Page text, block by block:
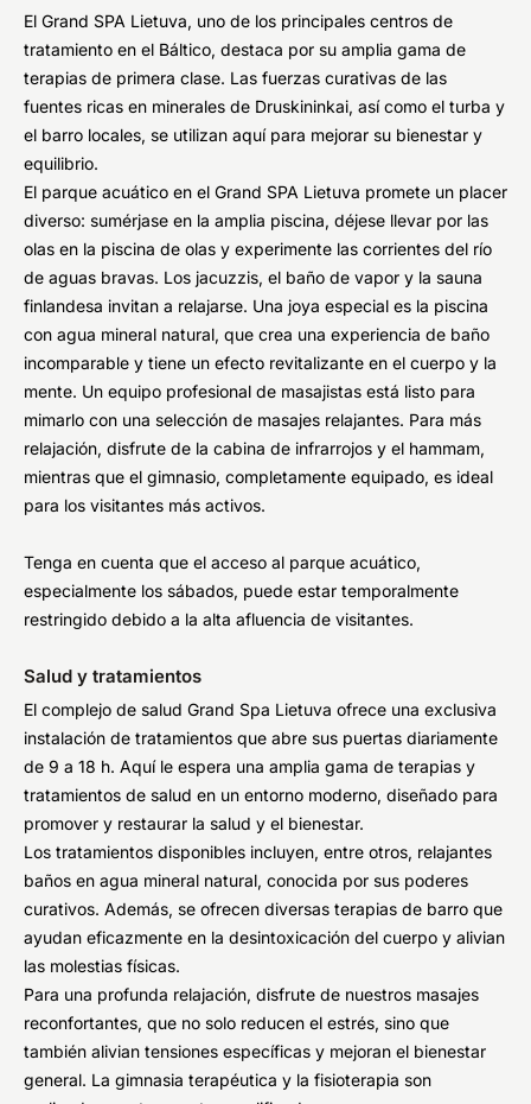
El Grand SPA Lietuva, uno de los principales centros de
tratamiento en el Báltico, destaca por su amplia gama de
terapias de primera clase. Las fuerzas curativas de las
fuentes ricas en minerales de Druskininkai, así como el turba y
el barro locales, se utilizan aquí para mejorar su bienestar y
equilibrio.
El parque acuático en el Grand SPA Lietuva promete un placer
diverso: sumérjase en la amplia piscina, déjese llevar por las
olas en la piscina de olas y experimente las corrientes del río
de aguas bravas. Los jacuzzis, el baño de vapor y la sauna
finlandesa invitan a relajarse. Una joya especial es la piscina
con agua mineral natural, que crea una experiencia de baño
incomparable y tiene un efecto revitalizante en el cuerpo y la
mente. Un equipo profesional de masajistas está listo para
mimarlo con una selección de masajes relajantes. Para más
relajación, disfrute de la cabina de infrarrojos y el hammam,
mientras que el gimnasio, completamente equipado, es ideal
para los visitantes más activos.
Tenga en cuenta que el acceso al parque acuático,
especialmente los sábados, puede estar temporalmente
restringido debido a la alta afluencia de visitantes.
Salud y tratamientos
El complejo de salud Grand Spa Lietuva ofrece una exclusiva
instalación de tratamientos que abre sus puertas diariamente
de 9 a 18 h. Aquí le espera una amplia gama de terapias y
tratamientos de salud en un entorno moderno, diseñado para
promover y restaurar la salud y el bienestar.
Los tratamientos disponibles incluyen, entre otros, relajantes
baños en agua mineral natural, conocida por sus poderes
curativos. Además, se ofrecen diversas terapias de barro que
ayudan eficazmente en la desintoxicación del cuerpo y alivian
las molestias físicas.
Para una profunda relajación, disfrute de nuestros masajes
reconfortantes, que no solo reducen el estrés, sino que
también alivian tensiones específicas y mejoran el bienestar
general. La gimnasia terapéutica y la fisioterapia son